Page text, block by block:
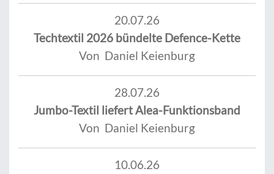
20.07.26
Techtextil 2026 bündelte Defence-Kette
Von Daniel Keienburg
28.07.26
Jumbo-Textil liefert Alea-Funktionsband
Von Daniel Keienburg
10.06.26